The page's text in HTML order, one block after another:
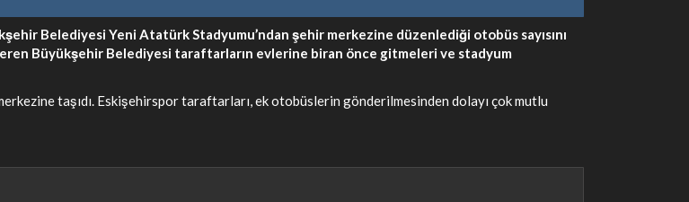
Belediyesi Yeni Atatürk Stadyumu’ndan şehir merkezine düzenlediği otobüs sayısını
Büyükşehir Belediyesi taraftarların evlerine biran önce gitmeleri ve stadyum
taşıdı. Eskişehirspor taraftarları, ek otobüslerin gönderilmesinden dolayı çok mutlu